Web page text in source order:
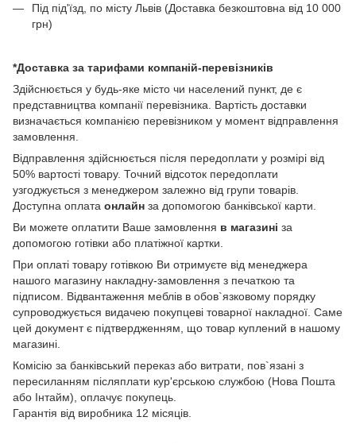
Під під'їзд, по місту Львів (Доставка безкоштовна від 10 000
грн)
*Доставка за тарифами компаній-перевізників
Здійснюється у будь-яке місто чи населений пункт, де є
представництва компанії перевізника. Вартість доставки
визначається компанією перевізником у момент відправлення
замовлення.
Відправлення здійснюється після передоплати у розмірі від
50% вартості товару. Точний відсоток передоплати
узгоджується з менеджером залежно від групи товарів.
Доступна оплата онлайн за допомогою банківської карти.
Ви можете оплатити Ваше замовлення в магазині за
допомогою готівки або платіжної картки.
При оплаті товару готівкою Ви отримуєте від менеджера
нашого магазину накладну-замовлення з печаткою та
підписом. Відвантаження меблів в обов`язковому порядку
супроводжується видачею покупцеві товарної накладної. Саме
цей документ є підтвердженням, що товар куплений в нашому
магазині.
Комісію за банківський переказ або витрати, пов`язані з
пересиланням післяплати кур'єрською службою (Нова Пошта
або Інтайм), оплачує покупець.
Гарантія від виробника 12 місяців.